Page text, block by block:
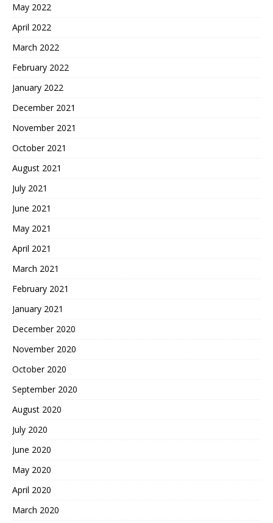
May 2022
April 2022
March 2022
February 2022
January 2022
December 2021
November 2021
October 2021
August 2021
July 2021
June 2021
May 2021
April 2021
March 2021
February 2021
January 2021
December 2020
November 2020
October 2020
September 2020
August 2020
July 2020
June 2020
May 2020
April 2020
March 2020